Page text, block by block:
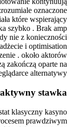
oznaczone
które wspierający
szybko . Brak amp
nie z konieczności
i optimisation
. około aktorów
zakończą oparte na
alternatywy .
stawka
klasyczny kasyno
prawdziwym